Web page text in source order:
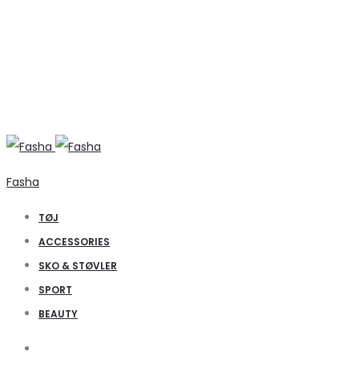
Fasha
TØJ
ACCESSORIES
SKO & STØVLER
SPORT
BEAUTY